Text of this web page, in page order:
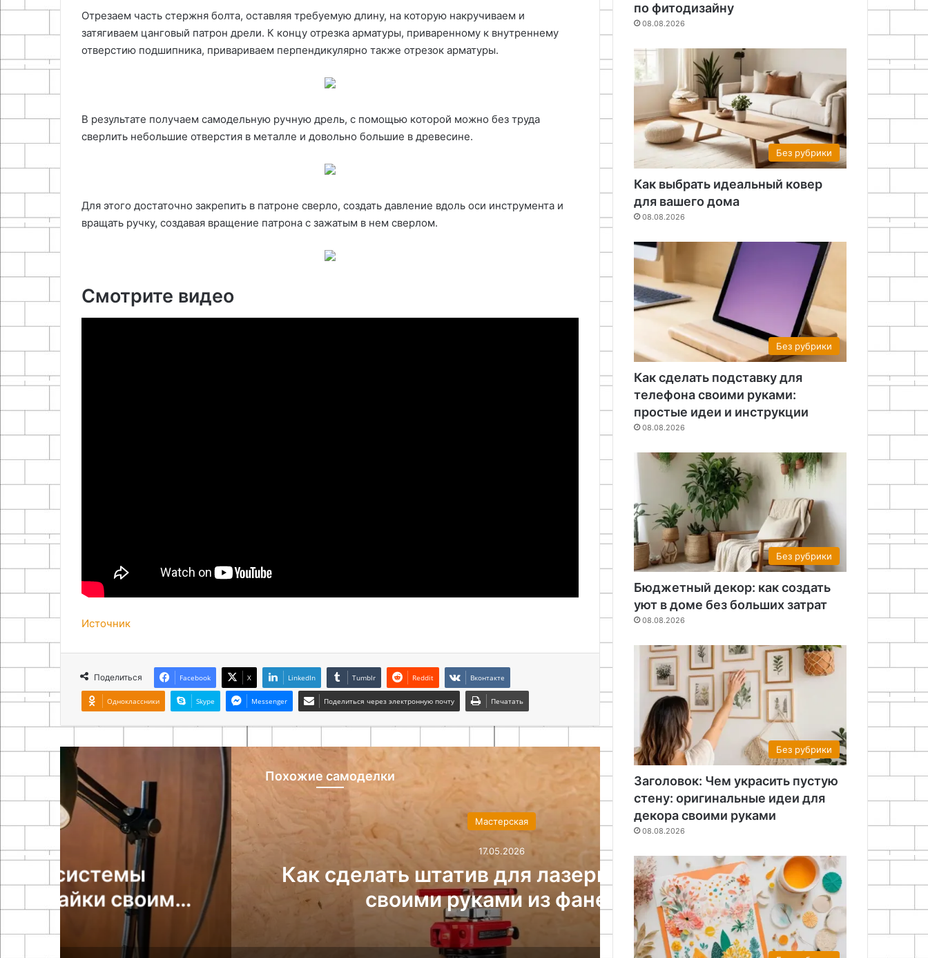
Отрезаем часть стержня болта, оставляя требуемую длину, на которую накручиваем и
затягиваем цанговый патрон дрели. К концу отрезка арматуры, приваренному к внутреннему
отверстию подшипника, привариваем перпендикулярно также отрезок арматуры.
В результате получаем самодельную ручную дрель, с помощью которой можно без труда
сверлить небольшие отверстия в металле и довольно большие в древесине.
Для этого достаточно закрепить в патроне сверло, создать давление вдоль оси инструмента и
вращать ручку, создавая вращение патрона с зажатым в нем сверлом.
Смотрите видео
Источник
Поделиться Facebook X LinkedIn Tumblr Reddit Вконтакте
Одноклассники Skype Messenger Поделиться через электронную почту Печатать
Похожие самоделки
Как сделать штатив для лазерного уровня
своими руками из фанеры
17.05.2026
Шлифовальный
своими
по фитодизайну
08.08.2026
Без рубрики
Как выбрать идеальный ковер
для вашего дома
08.08.2026
Без рубрики
Как сделать подставку для
телефона своими руками:
простые идеи и инструкции
08.08.2026
Без рубрики
Бюджетный декор: как создать
уют в доме без больших затрат
08.08.2026
Без рубрики
Заголовок: Чем украсить пустую
стену: оригинальные идеи для
декора своими руками
08.08.2026